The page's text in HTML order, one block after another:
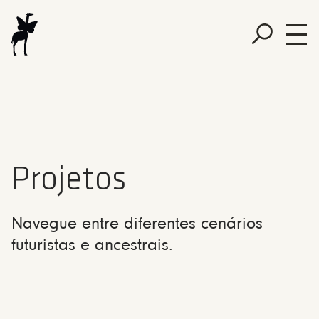
Projetos
Navegue entre diferentes cenários
futuristas e ancestrais.